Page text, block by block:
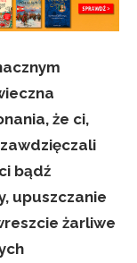
że ci,
bądź
upuszczanie
żarliwe